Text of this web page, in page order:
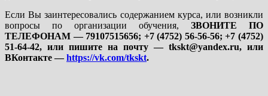
Если Вы заинтересовались содержанием курса, или возникли
вопросы по организации обучения, ЗВОНИТЕ ПО
ТЕЛЕФОНАМ — 79107515656; +7 (4752) 56-56-56; +7 (4752)
51-64-42, или пишите на почту — tkskt@yandex.ru, или
ВКонтакте —https://vk.com/tkskt.